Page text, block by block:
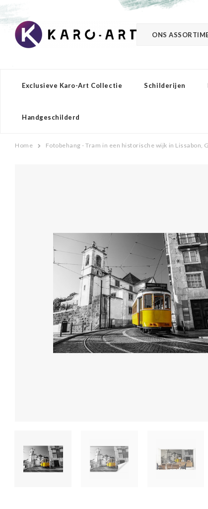
ONS
Exclusieve Karo-Art Collectie Schilderijen
Handgeschilderd
Home Fotobehang - Tram in een historische wijk in